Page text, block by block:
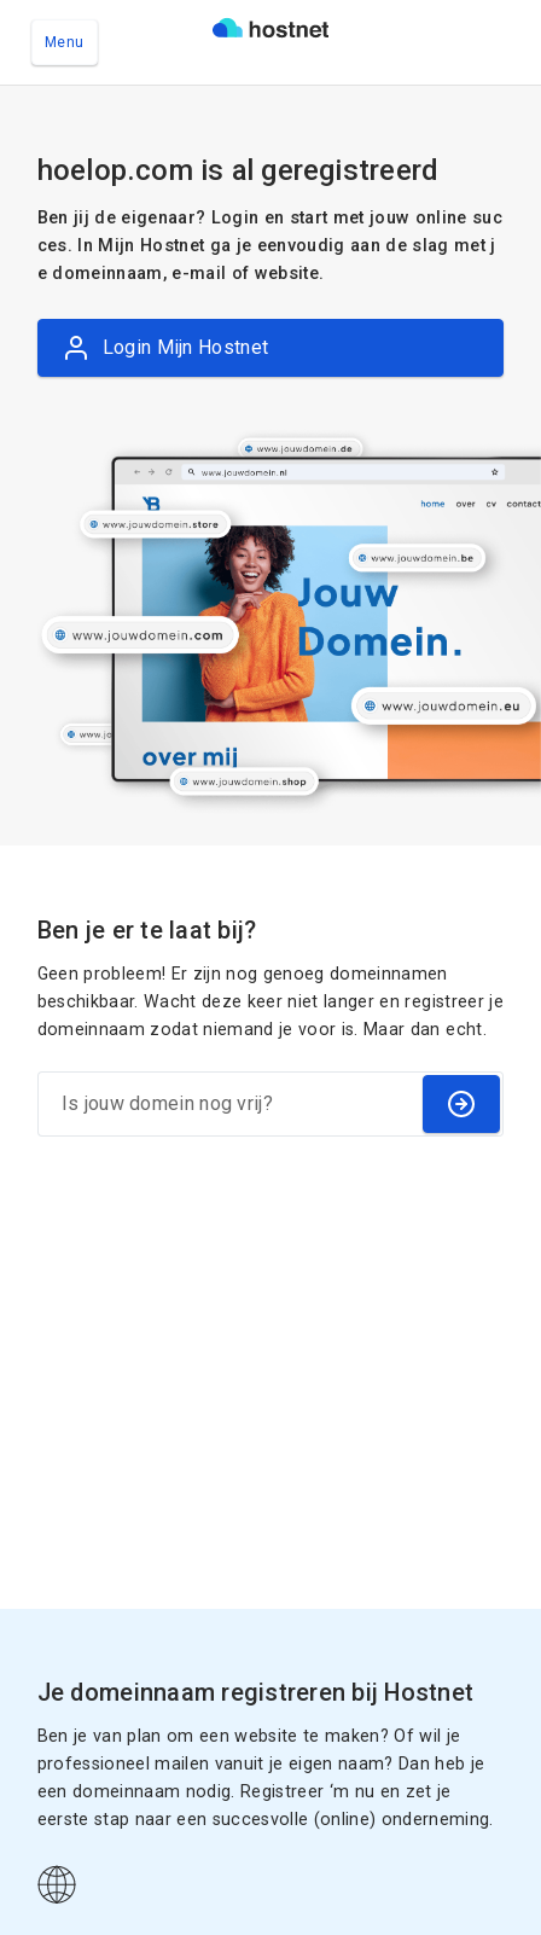
Menu
hoelop.com is al geregistreerd
Ben jij de eigenaar? Login en start met jouw online suc
ces. In Mijn Hostnet ga je eenvoudig aan de slag met j
e domeinnaam, e-mail of website.
Login Mijn Hostnet
Ben je er te laat bij?
Geen probleem! Er zijn nog genoeg domeinnamen
beschikbaar. Wacht deze keer niet langer en registreer je
domeinnaam zodat niemand je voor is. Maar dan echt.
Je domeinnaam registreren bij Hostnet
Ben je van plan om een website te maken? Of wil je
professioneel mailen vanuit je eigen naam? Dan heb je
een domeinnaam nodig. Registreer ‘m nu en zet je
eerste stap naar een succesvolle (online) onderneming.